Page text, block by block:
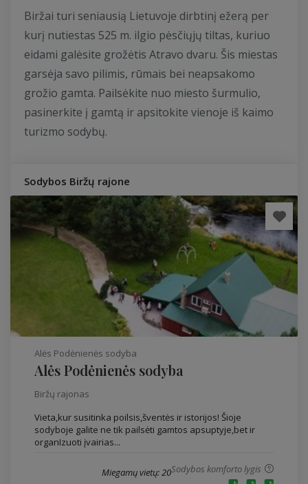
Biržai turi seniausią Lietuvoje dirbtinį ežerą per
kurį nutiestas 525 m. ilgio pėsčiųjų tiltas, kuriuo
eidami galėsite grožėtis Atravo dvaru. Šis miestas
garsėja savo pilimis, rūmais bei neapsakomo
grožio gamta. Pailsėkite nuo miesto šurmulio,
pasinerkite į gamtą ir apsitokite vienoje iš kaimo
turizmo sodybų.
Sodybos Biržų rajone
Alės Podėnienės sodyba
Alės Podėnienės sodyba
Biržų rajonas
Vieta,kur susitinka poilsis,šventės ir istorijos! Šioje
sodyboje galite ne tik pailsėti gamtos apsuptyje,bet ir
organIzuoti įvairias...
Sodybos komforto lygis
Miegamų vietų: 20